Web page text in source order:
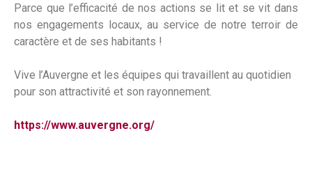
Parce que l’efficacité de nos actions se lit et se vit dans
nos engagements locaux, au service de notre terroir de
caractère et de ses habitants !
Vive l’Auvergne et les équipes qui travaillent au quotidien
pour son attractivité et son rayonnement.
https://www.auvergne.org/